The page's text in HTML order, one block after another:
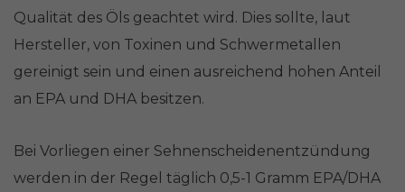
Qualität des Öls geachtet wird. Dies sollte, laut
Hersteller, von Toxinen und Schwermetallen
gereinigt sein und einen ausreichend hohen Anteil
an EPA und DHA besitzen.
Bei Vorliegen einer Sehnenscheidenentzündung
werden in der Regel täglich 0,5-1 Gramm EPA/DHA